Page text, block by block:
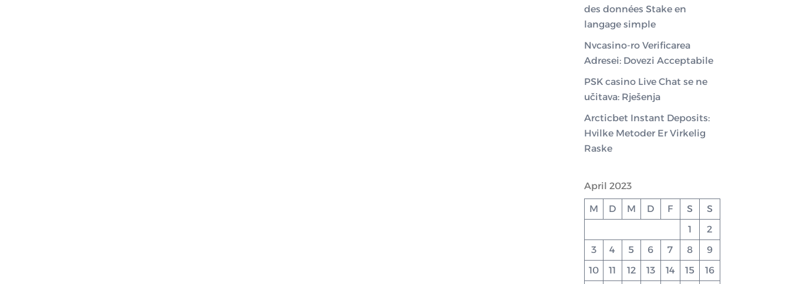
des données Stake en
langage simple
Nvcasino-ro Verificarea
Adresei: Dovezi Acceptabile
PSK casino Live Chat se ne
učitava: Rješenja
Arcticbet Instant Deposits:
Hvilke Metoder Er Virkelig
Raske
April 2023
M D M D F S
S
1
2
3
4 5 6 7 8
9
10
11 12 13 14 15 16